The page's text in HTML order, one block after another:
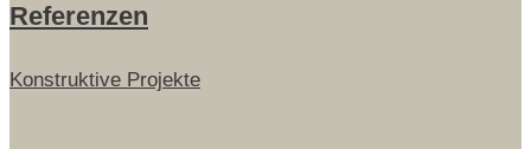
Referenzen
Konstruktive Projekte